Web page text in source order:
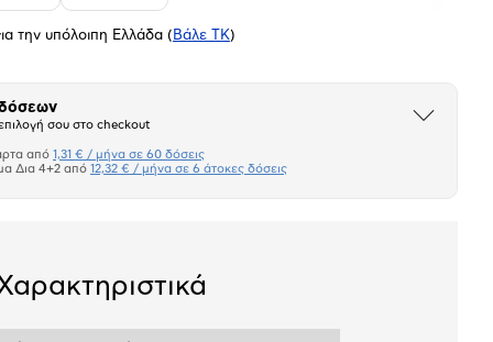
την υπόλοιπη Ελλάδα ( Βάλε ΤΚ)
σου στο checkout
Άνοιξε
Πιστωτική κάρτα
1,31 €
από 1,31 € / μήνα σε 60 δόσεις
Δια 4+2 από 12,32 € / μήνα σε 6 άτοκες δόσεις